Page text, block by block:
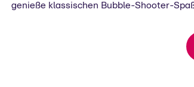
genieße klassischen Bubble-Shooter-